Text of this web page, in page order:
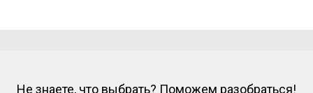
Не знаете, что выбрать? Поможем разобраться!